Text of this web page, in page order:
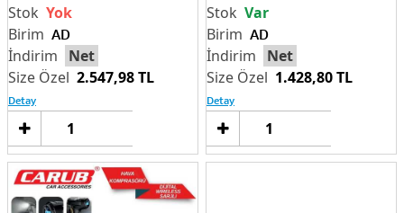
ÇANTALI MASALI LV
AD
Net
2.547,98 TL
Yok
Detay
Sepete
AD
Net
1.428,80 TL
Var
Detay